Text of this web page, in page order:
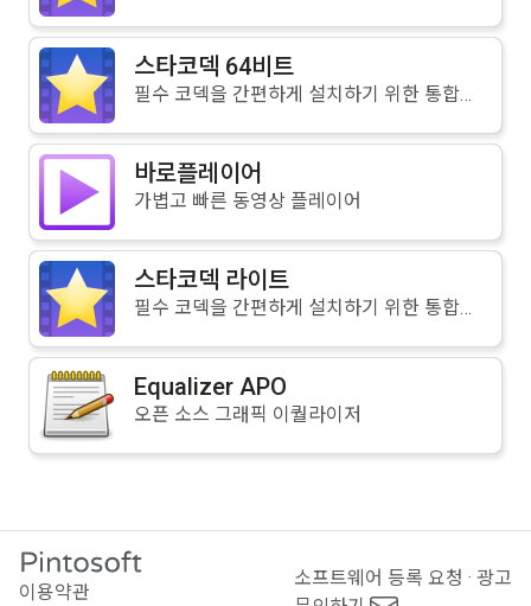
스타코덱 64비트
필수 코덱을 간편하게 설치하기 위한 통합코덱 64비트 버전
바로플레이어
가볍고 빠른 동영상 플레이어
스타코덱 라이트
필수 코덱을 간편하게 설치하기 위한 통합코덱 라이트 버전
Equalizer APO
오픈 소스 그래픽 이퀄라이저
이용약관
소프트웨어 등록 요청 · 광고